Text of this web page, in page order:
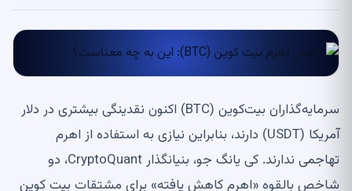
سرمایه‌گذاران بیت‌کوین (BTC) اکنون نقدینگی بیشتری در دلار
آمریکا (USDT) دارند، بنابراین نیازی به استفاده از اهرم
تهاجمی ندارند. کی یانگ جو، بنیانگذار CryptoQuant، دو
شاخص بالقوه «اهرم کاهش یافته» برای مشتقات بیت کوین